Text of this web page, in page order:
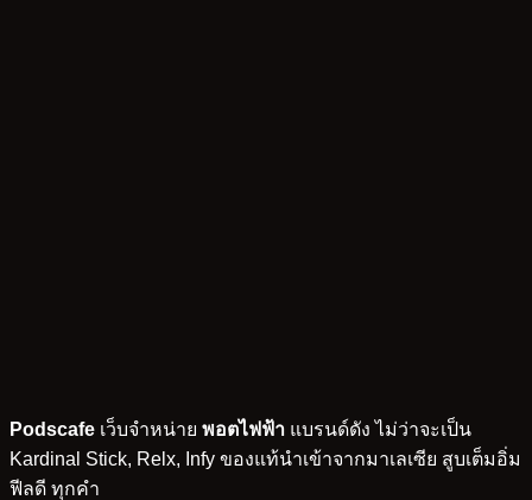
Podscafe เว็บจำหน่าย พอตไฟฟ้า แบรนด์ดัง ไม่ว่าจะเป็น
Kardinal Stick, Relx, Infy ของแท้นำเข้าจากมาเลเซีย สูบเต็มอิ่ม
ฟีลดี ทุกคำ